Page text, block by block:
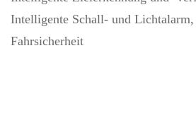
Intelligente Schall- und
Fahrsicherheit